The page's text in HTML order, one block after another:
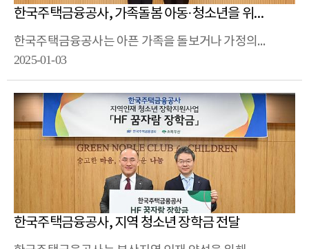
한국주택금융공사, 가족돌봄 아동·청소년을 위한 기부금 전달
한국주택금융공사는 아픈 가족을 돌보거나 가정의 생계를 책임지는 가족돌봄아동·청소년의 사회적 고립감과 가족돌봄 부담 완화를 위해 초록우산 어린이재단에 ‘HF 영케어러 자립지원’ 기부금을 전달했습니다.
2025-01-03
한국주택금융공사, 지역 청소년 장학금 전달